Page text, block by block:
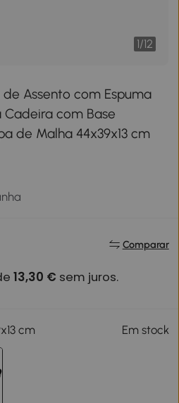
1/12
Assento com Espuma
com Base
de Malha 44x39x13 cm
Comparar
cm Em stock